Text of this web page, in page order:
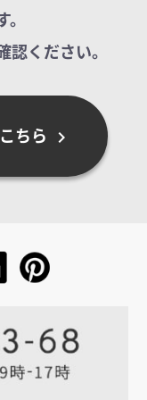
ください。
ちら chevron_right